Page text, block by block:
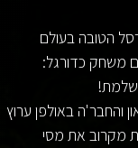
משחק כדורגל:
והחבר'ה באולפן ערוץ
מקרוב את מסי